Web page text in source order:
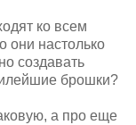
ко всем
они настолько
создавать
брошки?
а про еще